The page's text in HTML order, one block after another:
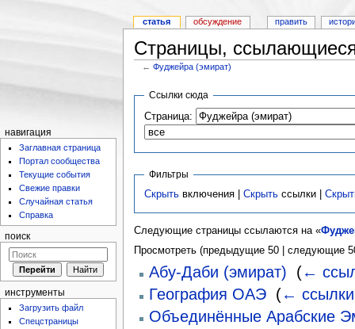
Страницы,
←Фуджейра (эмират)
Ссылки сюда
Страница:
Фильтры
Скрыть включения |Скрыть ссылки |
Следующие страницы ссылаются на «
Просмотреть (предыдущие 50 | следующие
Абу-Даби (эмират) (←
География ОАЭ‎ (← ссылки
Объединённые Арабские
статья обсуждение править
навигация
Заглавная страница
Портал сообщества
Текущие события
Свежие правки
Случайная статья
Справка
поиск
инструменты
Загрузить файл
Спецстраницы